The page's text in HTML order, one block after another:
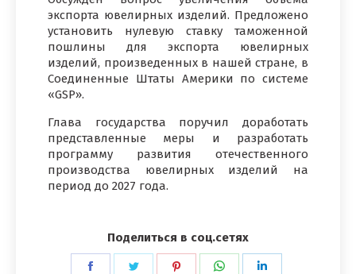
экспорта ювелирных изделий. Предложено
установить нулевую ставку таможенной
пошлины для экспорта ювелирных
изделий, произведенных в нашей стране, в
Соединенные Штаты Америки по системе
«GSP».
Глава государства поручил доработать
представленные меры и разработать
программу развития отечественного
производства ювелирных изделий на
период до 2027 года.
Поделиться в соц.сетях
ПоделитьсяПоделитьсяПоделитьсяПоделиться